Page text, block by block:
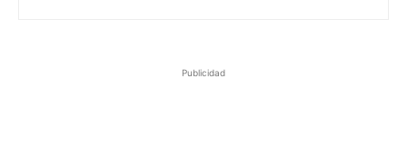
Publicidad